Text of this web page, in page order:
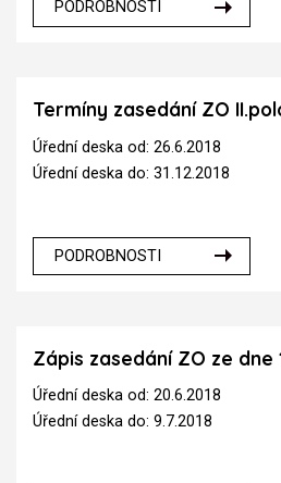
PODROBNOSTI
Termíny zasedání ZO
Úřední deska od: 26.6.2018
Úřední deska do: 31.12.2018
PODROBNOSTI
Zápis zasedání ZO ze dne
Úřední deska od: 20.6.2018
Úřední deska do: 9.7.2018